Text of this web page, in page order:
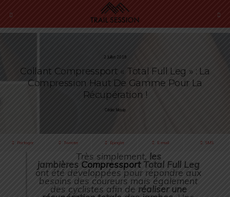
2 Juillet 2018
Collant Compressport « Total Full Leg » : La
Compression Haut De Gamme Pour La
Récupération !
Cédric Masip
Partager Tweeter Épingler E-mail SMS
Très simplement, les
jambières CompressportTotal Full Leg
ont été développées pour répondre aux
besoins des coureurs mais également
des cyclistes afin de réaliser une